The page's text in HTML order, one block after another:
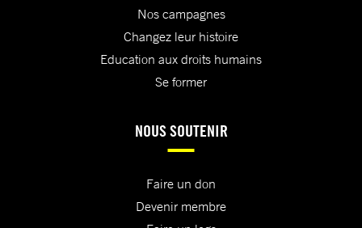
Nos campagnes
Changez leur histoire
Education aux droits humains
Se former
NOUS SOUTENIR
Faire un don
Devenir membre